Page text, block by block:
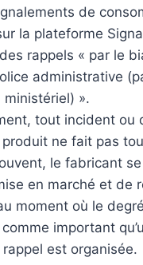
de
la plateforme
rappels « par le
administrative
».
tout incident ou
ne fait pas
le fabricant
en marché et de
moment où le
important
est organisée.